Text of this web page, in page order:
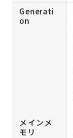
Generati
on
メインメ
モリ